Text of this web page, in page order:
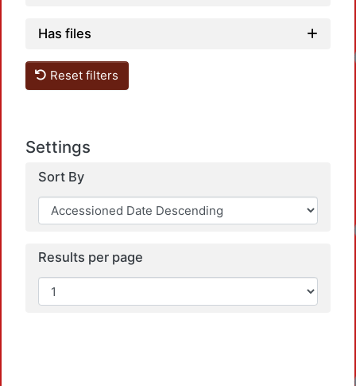
Has files
Reset filters
Settings
Sort By
Results per page